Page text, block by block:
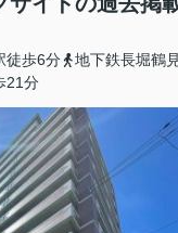
徒歩6分
地下鉄長堀鶴
21分